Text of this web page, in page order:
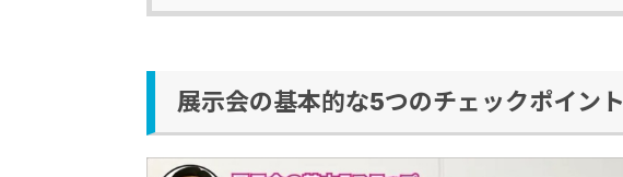
展示会の基本的な5つのチェックポイント